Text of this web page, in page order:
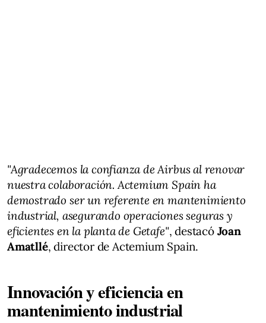
"Agradecemos la confianza de Airbus al renovar
nuestra colaboración. Actemium Spain ha
demostrado ser un referente en mantenimiento
industrial, asegurando operaciones seguras y
eficientes en la planta de Getafe", destacó Joan
Amatllé, director de Actemium Spain​.
Innovación y eficiencia en
mantenimiento industrial